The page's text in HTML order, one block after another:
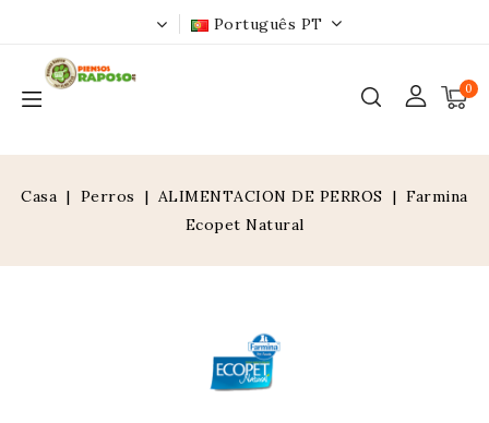
Português PT
0
Casa Perros ALIMENTACION DE PERROS
Farmina
Ecopet Natural